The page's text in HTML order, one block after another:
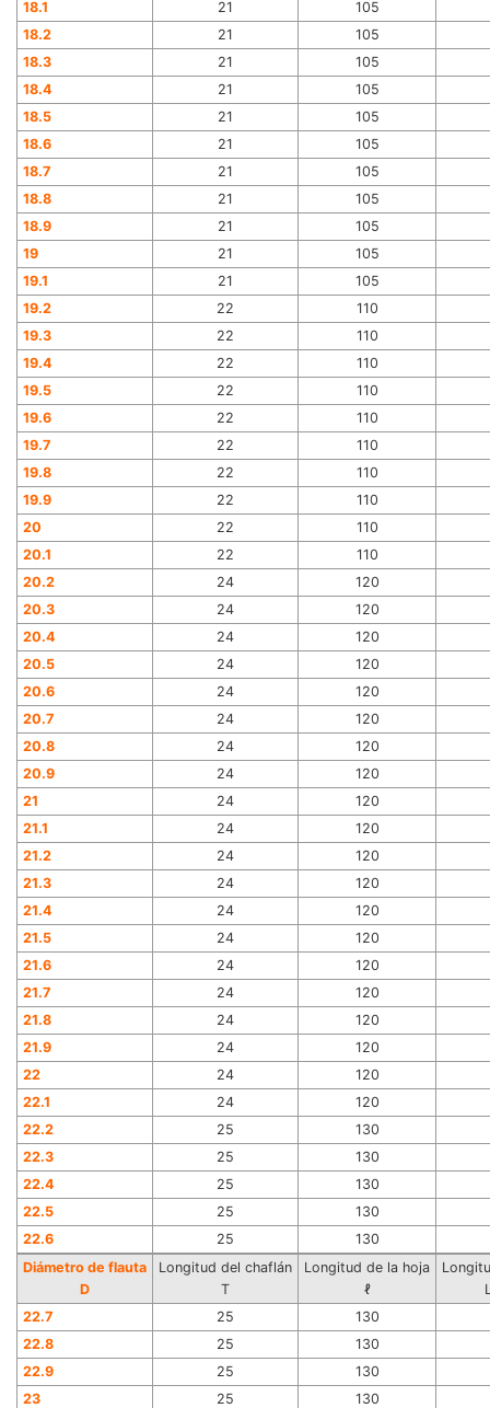
18.1 21
105
18.2
21
105
18.3
21
105
18.4
21
105
18.5
21
105
18.6
21
105
18.7
21
105
18.8
21
105
18.9
21
105
19
21
105
19.1
21
105
19.2
22
110
19.3
22
110
19.4
22
110
19.5
22
110
19.6
22
110
19.7
22
110
19.8
22
110
19.9
22
110
20
22
110
20.1
22
110
20.2
24
120
20.3
24
120
20.4
24
120
20.5
24
120
20.6
24
120
20.7
24
120
20.8
24
120
20.9
24
120
21
24
120
21.1
24
120
21.2
24
120
21.3
24
120
21.4
24
120
21.5
24
120
21.6
24
120
21.7
24
120
21.8
24
120
21.9
24
120
22
24
120
22.1
24
120
22.2
25
130
22.3
25
130
22.4
25
130
22.5
25
130
22.6
25
130
Diámetro de flauta
D
Longitud del chaflán
T
Longitud de la hoja
ℓ
22.7
25
130
22.8
25
130
22.9
25
130
23
25
130